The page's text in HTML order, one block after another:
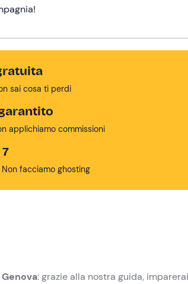
sai cosa ti perdi
applichiamo commissioni
facciamo ghosting
: grazie alla nostra guida,